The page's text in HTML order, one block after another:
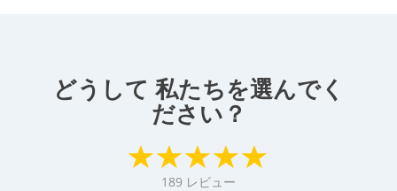
どうして 私たちを選んでく
ださい？
189 レビュー